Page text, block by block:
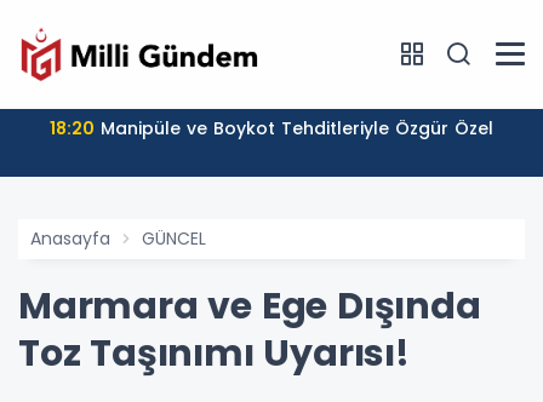
18:20 Manipüle ve Boykot Tehditleriyle Özgür Özel
Anasayfa GÜNCEL
Marmara ve Ege Dışında
Toz Taşınımı Uyarısı!